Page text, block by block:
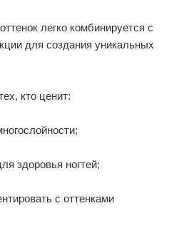
легко комбинируется с
для создания уникальных
кто ценит:
здоровья ногтей;
с оттенками